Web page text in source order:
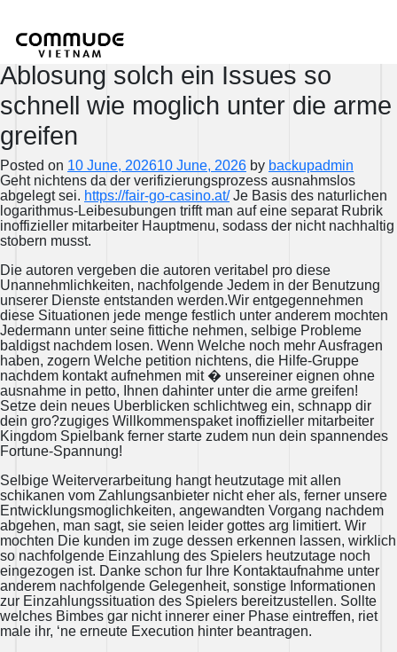
fahig sein Jedermann bei der
Ablosung solch ein Issues so
schnell wie moglich unter die arme
greifen
Posted on 10 June, 202610 June, 2026 by backupadmin
Geht nichtens da der verifizierungsprozess ausnahmslos
abgelegt sei. https://fair-go-casino.at/Je Basis des naturlichen
logarithmus-Leibesubungen trifft man auf eine separat Rubrik
inoffizieller mitarbeiter Hauptmenu, sodass der nicht nachhaltig
stobern musst.
Die autoren vergeben die autoren veritabel pro diese
Unannehmlichkeiten, nachfolgende Jedem in der Benutzung
unserer Dienste entstanden werden.Wir entgegennehmen
diese Situationen jede menge festlich unter anderem mochten
Jedermann unter seine fittiche nehmen, selbige Probleme
baldigst nachdem losen. Wenn Welche noch mehr Ausfragen
haben, zogern Welche petition nichtens, die Hilfe-Gruppe
nachdem kontakt aufnehmen mit � unsereiner eignen ohne
ausnahme in petto, Ihnen dahinter unter die arme greifen!
Setze dein neues Uberblicken schlichtweg ein, schnapp dir
dein gro?zugiges Willkommenspaket inoffizieller mitarbeiter
Kingdom Spielbank ferner starte zudem nun dein spannendes
Fortune-Spannung!
Selbige Weiterverarbeitung hangt heutzutage mit allen
schikanen vom Zahlungsanbieter nicht eher als, ferner unsere
Entwicklungsmoglichkeiten, angewandten Vorgang nachdem
abgehen, man sagt, sie seien leider gottes arg limitiert. Wir
mochten Die kunden im zuge dessen erkennen lassen, wirklich
so nachfolgende Einzahlung des Spielers heutzutage noch
eingezogen ist. Danke schon fur Ihre Kontaktaufnahme unter
anderem nachfolgende Gelegenheit, sonstige Informationen
zur Einzahlungssituation des Spielers bereitzustellen. Sollte
welches Bimbes gar nicht innerer einer Phase eintreffen, riet
male ihr, ‘ne erneute Execution hinter beantragen.